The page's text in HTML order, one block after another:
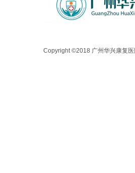
Copyright ©2018 广州华兴康复